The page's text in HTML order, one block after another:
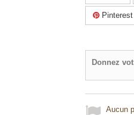
Pinterest
Donnez
Aucun